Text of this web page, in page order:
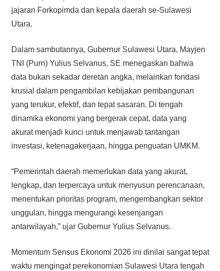
jajaran Forkopimda dan kepala daerah se-Sulawesi
Utara.
Dalam sambutannya, Gubernur Sulawesi Utara, Mayjen
TNI (Purn) Yulius Selvanus, SE menegaskan bahwa
data bukan sekadar deretan angka, melainkan fondasi
krusial dalam pengambilan kebijakan pembangunan
yang terukur, efektif, dan tepat sasaran. Di tengah
dinamika ekonomi yang bergerak cepat, data yang
akurat menjadi kunci untuk menjawab tantangan
investasi, ketenagakerjaan, hingga penguatan UMKM.
“Pemerintah daerah memerlukan data yang akurat,
lengkap, dan terpercaya untuk menyusun perencanaan,
menentukan prioritas program, mengembangkan sektor
unggulan, hingga mengurangi kesenjangan
antarwilayah,” ujar Gubernur Yulius Selvanus.
Momentum Sensus Ekonomi 2026 ini dinilai sangat tepat
waktu mengingat perekonomian Sulawesi Utara tengah